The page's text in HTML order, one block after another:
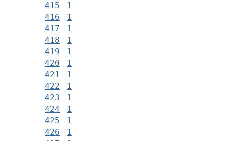
415
1
416
1
417
1
418
1
419
1
420
1
421
1
422
1
423
1
424
1
425
1
426
1